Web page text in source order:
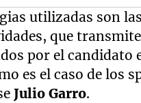
utilizadas son
que
por el candidato
es el caso de los
Julio Garro.